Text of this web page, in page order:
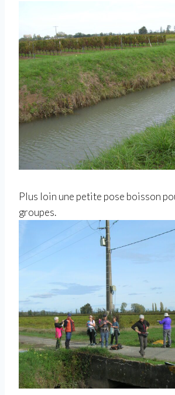
Plus loin une petite pose boisson
groupes.